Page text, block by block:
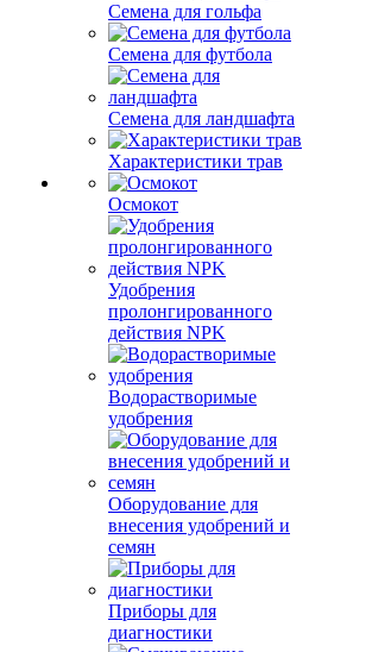
Семена для гольфа
Семена для футбола
Семена для ландшафта
Характеристики трав
Осмокот
Удобрения
пролонгированного
действия NPK
Водорастворимые
удобрения
Оборудование для
внесения удобрений и
семян
Приборы для
диагностики